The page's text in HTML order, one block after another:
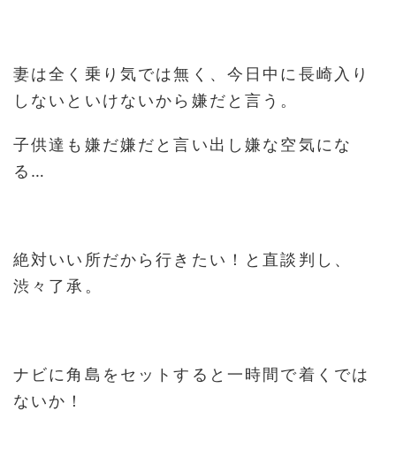
妻は全く乗り気では無く、今日中に長崎入り
しないといけないから嫌だと言う。
子供達も嫌だ嫌だと言い出し嫌な空気にな
る…
絶対いい所だから行きたい！と直談判し、
渋々了承。
ナビに角島をセットすると一時間で着くでは
ないか！